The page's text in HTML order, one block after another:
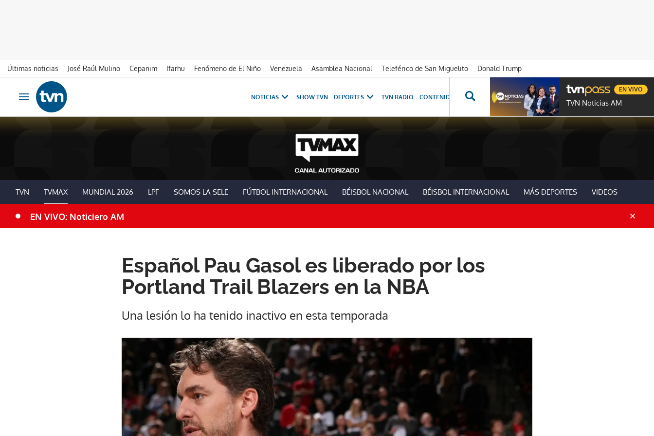
Últimas noticias José Raúl Mulino Cepanim Ifarhu Fenómeno de El Niño Venezuela Asamblea Nacional Teleférico de San Miguelito
Donald Trump
Ir al contenido
Obrir navegació
NOTICIAS SHOW TVN DEPORTES TVN RADIO CONTENIDOS ESPECIALES NOVELAS PROGRAMAS GENTE TVN
TVN Noticias AM
EN VIVO
TVN TVMAX MUNDIAL 2026 LPF SOMOS LA SELE FÚTBOL INTERNACIONAL BÉISBOL NACIONAL BÉISBOL INTERNACIONAL MÁS DEPORTES VIDEOS
EN VIVO: Noticiero AM
Español Pau Gasol es liberado por los
Portland Trail Blazers en la NBA
Una lesión lo ha tenido inactivo en esta temporada